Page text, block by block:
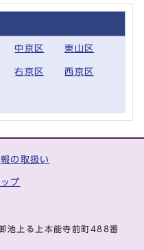
中京区 東山区
右京区 西京区
の取扱い
プ
上る上本能寺前町488番